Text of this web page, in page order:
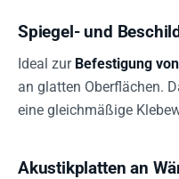
Spiegel- und
Ideal zur Befestigung
an glatten Oberflächen.
eine gleichmäßige
Akustikplatten an